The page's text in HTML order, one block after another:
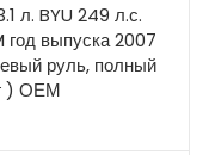
л. BYU 249 л.с.
выпуска 2007
руль, полный
) ОЕМ